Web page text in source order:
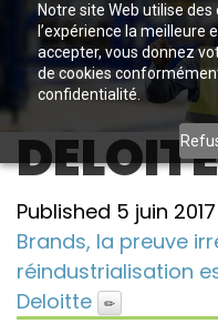
Notre site Web utilise
l’expérience la meilleure
accepter, vous donnez
de cookies
confidentialité.
Published 5 juin 2017
Brands, la preuve
réindustrialisation
Deloitte